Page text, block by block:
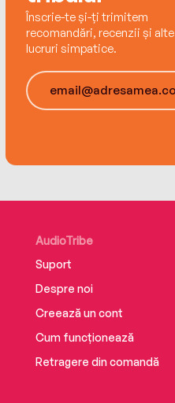
Înscrie-te și-ți trimitem
recomandări, recenzii și alte
lucruri simpatice.
AudioTribe
Suport
Despre noi
Creează un cont
Cum funcționează
Retragere din comandă